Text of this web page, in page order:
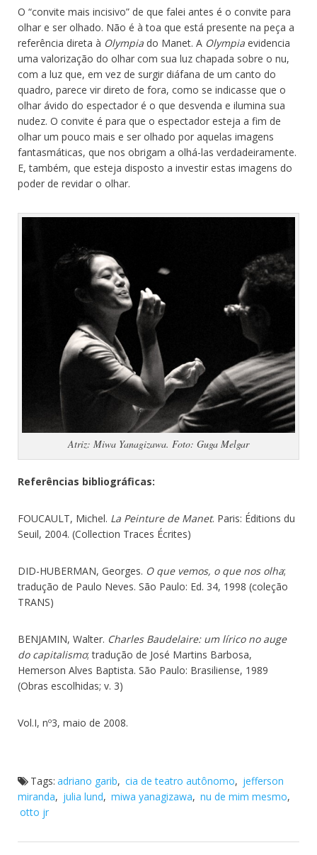
O “convite mais incisivo” de que falei antes é o convite para
olhar e ser olhado. Não é à toa que está presente na peça a
referência direta à Olympia do Manet. A Olympia evidencia
uma valorização do olhar com sua luz chapada sobre o nu,
com a luz que, em vez de surgir diáfana de um canto do
quadro, parece vir direto de fora, como se indicasse que o
olhar ávido do espectador é o que desvenda e ilumina sua
nudez. O convite é para que o espectador esteja a fim de
olhar um pouco mais e ser olhado por aquelas imagens
fantasmáticas, que nos obrigam a olhá-las verdadeiramente.
E, também, que esteja disposto a investir estas imagens do
poder de revidar o olhar.
Atriz: Miwa Yanagizawa. Foto: Guga Melgar
Referências bibliográficas:
FOUCAULT, Michel. La Peinture de Manet. Paris: Éditions du
Seuil, 2004. (Collection Traces Écrites)
DID-HUBERMAN, Georges. O que vemos, o que nos olha;
tradução de Paulo Neves. São Paulo: Ed. 34, 1998 (coleção
TRANS)
BENJAMIN, Walter. Charles Baudelaire: um lírico no auge
do capitalismo; tradução de José Martins Barbosa,
Hemerson Alves Baptista. São Paulo: Brasiliense, 1989
(Obras escolhidas; v. 3)
Vol.I, nº3, maio de 2008.
Tags: adriano garib, cia de teatro autônomo, jefferson
miranda, julia lund, miwa yanagizawa, nu de mim mesmo,
otto jr